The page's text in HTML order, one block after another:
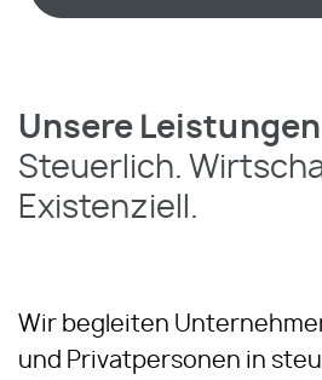
Unsere Leistungen
Steuerlich.
Existenziell.
Wir begleiten
und Privatpersonen in